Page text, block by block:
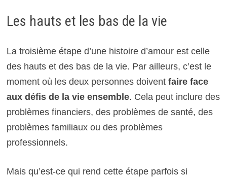
Les hauts et les bas de la vie
La troisième étape d’une histoire d’amour est celle
des hauts et des bas de la vie. Par ailleurs, c’est le
moment où les deux personnes doivent faire face
aux défis de la vie ensemble. Cela peut inclure des
problèmes financiers, des problèmes de santé, des
problèmes familiaux ou des problèmes
professionnels.
Mais qu’est-ce qui rend cette étape parfois si